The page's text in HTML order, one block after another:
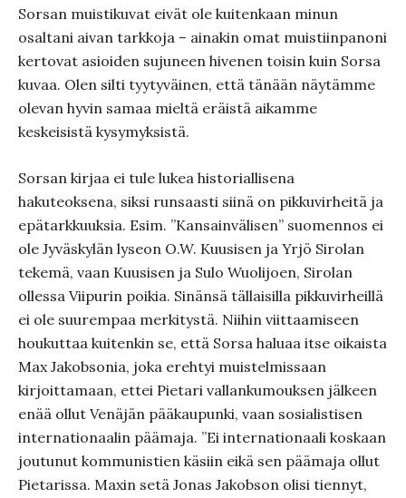
Sorsan muistikuvat eivät ole kuitenkaan minun
osaltani aivan tarkkoja – ainakin omat muistiinpanoni
kertovat asioiden sujuneen hivenen toisin kuin Sorsa
kuvaa. Olen silti tyytyväinen, että tänään näytämme
olevan hyvin samaa mieltä eräistä aikamme
keskeisistä kysymyksistä.
Sorsan kirjaa ei tule lukea historiallisena
hakuteoksena, siksi runsaasti siinä on pikkuvirheitä ja
epätarkkuuksia. Esim. ”Kansainvälisen” suomennos ei
ole Jyväskylän lyseon O.W. Kuusisen ja Yrjö Sirolan
tekemä, vaan Kuusisen ja Sulo Wuolijoen, Sirolan
ollessa Viipurin poikia. Sinänsä tällaisilla pikkuvirheillä
ei ole suurempaa merkitystä. Niihin viittaamiseen
houkuttaa kuitenkin se, että Sorsa haluaa itse oikaista
Max Jakobsonia, joka erehtyi muistelmissaan
kirjoittamaan, ettei Pietari vallankumouksen jälkeen
enää ollut Venäjän pääkaupunki, vaan sosialistisen
internationaalin päämaja. ”Ei internationaali koskaan
joutunut kommunistien käsiin eikä sen päämaja ollut
Pietarissa. Maxin setä Jonas Jakobson olisi tiennyt,